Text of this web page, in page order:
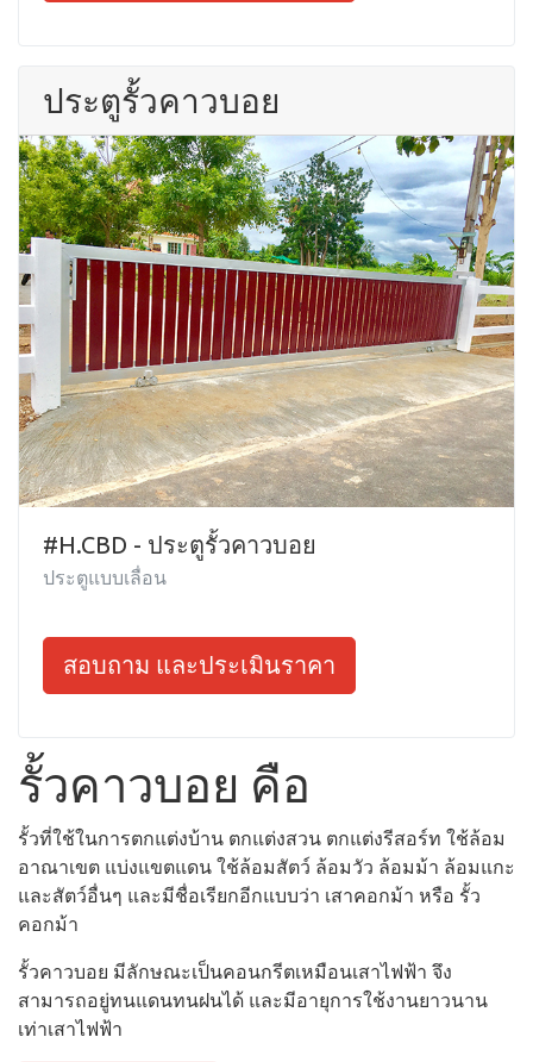
ประตูรั้วคาวบอย
#H.CBD - ประตูรั้วคาวบอย
ประตูแบบเลื่อน
สอบถาม และประเมินราคา
รั้วคาวบอย คือ
รั้วที่ใช้ในการตกแต่งบ้าน ตกแต่งสวน ตกแต่งรีสอร์ท ใช้ล้อม
อาณาเขต แบ่งแขตแดน ใช้ล้อมสัตว์ ล้อมวัว ล้อมม้า ล้อมแกะ
และสัตว์อื่นๆ และมีชื่อเรียกอีกแบบว่า เสาคอกม้า หรือ รั้ว
คอกม้า
รั้วคาวบอย มีลักษณะเป็นคอนกรีตเหมือนเสาไฟฟ้า จึง
สามารถอยู่ทนแดนทนฝนได้ และมีอายุการใช้งานยาวนาน
เท่าเสาไฟฟ้า